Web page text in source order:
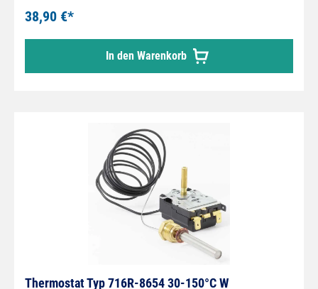
38,90 €*
In den Warenkorb
Thermostat Typ 716R-8654 30-150°C W